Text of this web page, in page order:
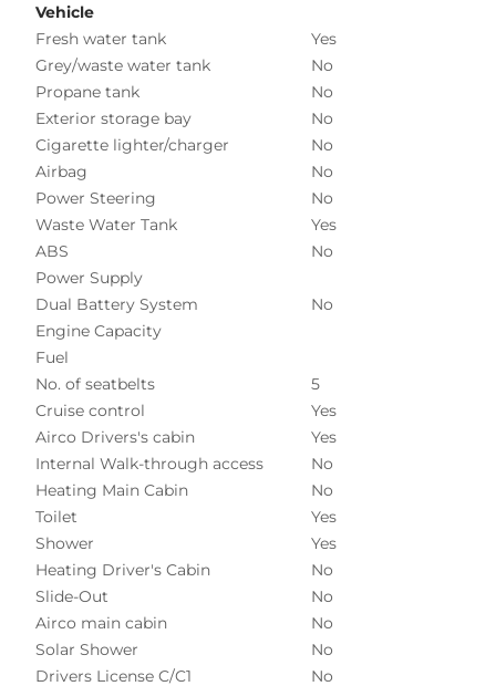
Vehicle
Fresh water tank
Yes
Grey/waste water tank
No
Propane tank
No
Exterior storage bay
No
Cigarette lighter/charger
No
Airbag
No
Power Steering
No
Waste Water Tank
Yes
ABS
No
Power Supply
Dual Battery System
No
Engine Capacity
Fuel
No. of seatbelts
5
Cruise control
Yes
Airco Drivers's cabin
Yes
Internal Walk-through access
No
Heating Main Cabin
No
Toilet
Yes
Shower
Yes
Heating Driver's Cabin
No
Slide-Out
No
Airco main cabin
No
Solar Shower
No
Drivers License C/C1
No